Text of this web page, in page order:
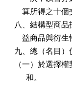
算所得之十
八、結構型商
益商品與衍
九、總（名目）
（一）於選擇
      和。